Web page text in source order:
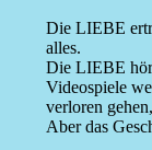
Die LIEBE
alles.
Die LIEBE
Videospiele
verloren
Aber das